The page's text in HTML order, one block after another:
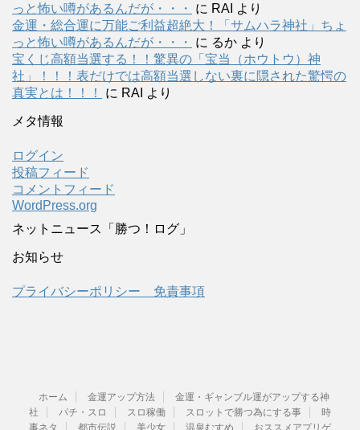
っと怖い噂があるんだが・・・
に RAI より
金運・総合運に万能ご利益超絶大！「サムハラ神社」ちょ
っと怖い噂があるんだが・・・
に るか より
宝くじ高額当選する！！驚異の「宝当（ホウトウ）神
社」！！！表だけでは高額当選しない裏に隠された驚愕の
真実とは！！！
に RAI より
メタ情報
ログイン
投稿フィード
コメントフィード
WordPress.org
ネットニュース「勝つ！ログ」
お知らせ
プライバシーポリシー 免責事項
ホーム 金運アップ方法
金運・ギャンブル運がアップする神
社
パチ・スロ スロ稼働 スロットで勝つ為にする事
時
事ネタ
都市伝説 美少女 温泉むすめ おススメアプリゲ